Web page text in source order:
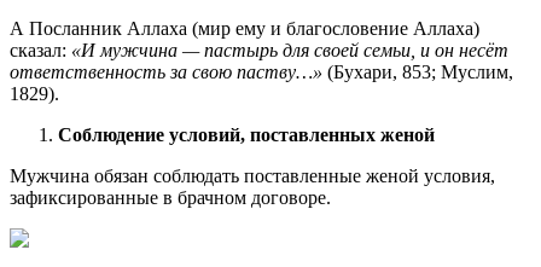
А Посланник Аллаха (мир ему и благословение Аллаха)
сказал: «И мужчина — пастырь для своей семьи, и он несёт
ответственность за свою паству…» (Бухари, 853; Муслим,
1829).
Соблюдение условий, поставленных женой
Мужчина обязан соблюдать поставленные женой условия,
зафиксированные в брачном договоре.